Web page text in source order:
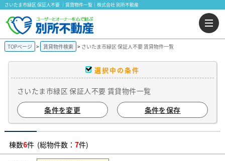
さいたま市緑区 保証人不要 ｜賃貸物件一覧｜株式会社 別所不動産
TOPページ 賃貸物件検索 さいたま市緑区 保証人不要 賃貸物件一覧
選択中の条件
さいたま市緑区 保証人不要 賃貸物件一覧
条件を変更
条件を保存
棟数6件 (総物件数： 7件)